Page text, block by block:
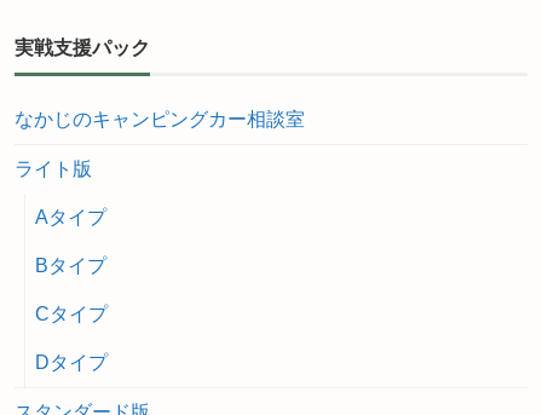
実戦支援パック
なかじのキャンピングカー相談室
ライト版
Aタイプ
Bタイプ
Cタイプ
Dタイプ